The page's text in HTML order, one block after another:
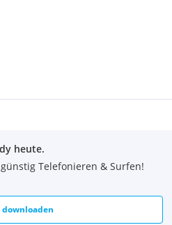
heute.
Telefonieren & Surfen!
downloaden